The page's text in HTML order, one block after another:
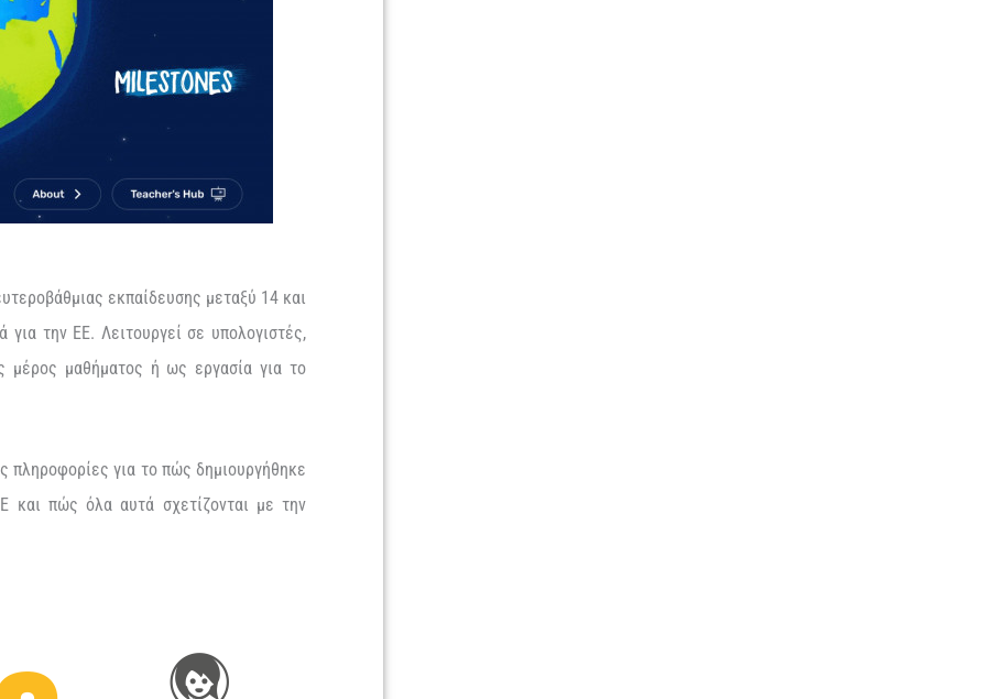
εκπαίδευσης μεταξύ 14 και
την ΕΕ. Λειτουργεί σε υπολογιστές,
μέρος μαθήματος ή ως εργασία για το
πληροφορίες για το πώς δημιουργήθηκε
και πώς όλα αυτά σχετίζονται με την